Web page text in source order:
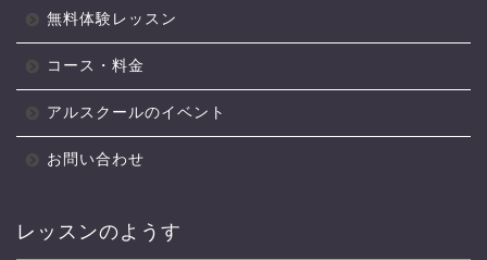
無料体験レッスン
コース・料金
アルスクールのイベント
お問い合わせ
レッスンのようす